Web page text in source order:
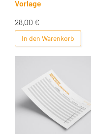
Vorlage
28,00 €
In den Warenkorb